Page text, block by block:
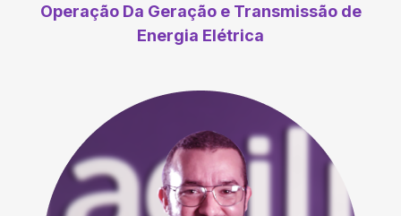
Operação Da Geração e Transmissão de
Energia Elétrica